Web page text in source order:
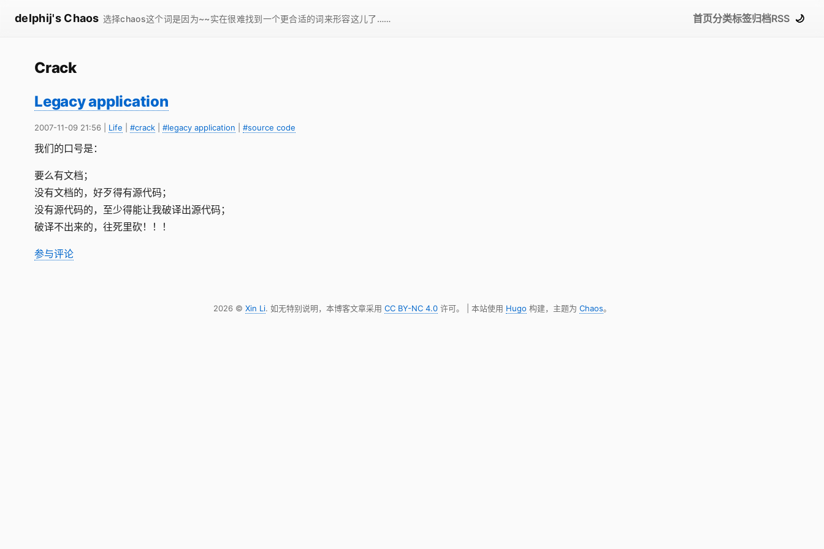
delphij's Chaos 选择chaos这个词是因为~~实在很难找到一个更合适的词来形容这儿了…… 首页分类标签归档RSS 🌙
Crack
Legacy application
2007-11-09 21:56 Life #crack #legacy application #source code
我们的口号是：
要么有文档；
没有文档的，好歹得有源代码；
没有源代码的，至少得能让我破译出源代码；
破译不出来的，往死里砍！！！
参与评论
2026 © Xin Li. 如无特别说明，本博客文章采用 CC BY-NC 4.0许可。 | 本站使用 Hugo 构建，主题为 Chaos。